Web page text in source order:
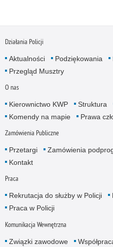
Działania Policji
Aktualności Podziękowania
Przegląd Musztry
O nas
Kierownictwo KWP Struktura
Komendy na mapie
Prawa
Zamówienia Publiczne
Przetargi Zamówienia
Kontakt
Praca
Rekrutacja do służby w Policji
Praca w Policji
Komunikacja Wewnętrzna
Związki zawodowe